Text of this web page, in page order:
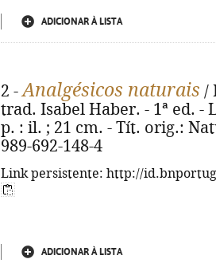
ADICIONAR À LISTA
2 -Analgésicos naturais /
trad. Isabel Haber. - 1ª ed. -
p. : il. ; 21 cm. - Tít. orig.:
989-692-148-4
Link persistente: http://
ADICIONAR À LISTA